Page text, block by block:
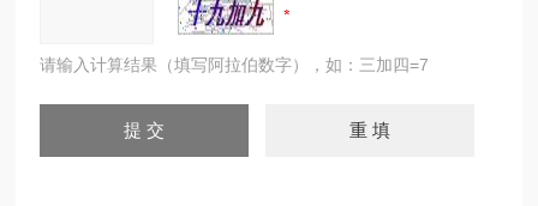
请输入计算结果（填写阿拉伯数字），如：三加四=7